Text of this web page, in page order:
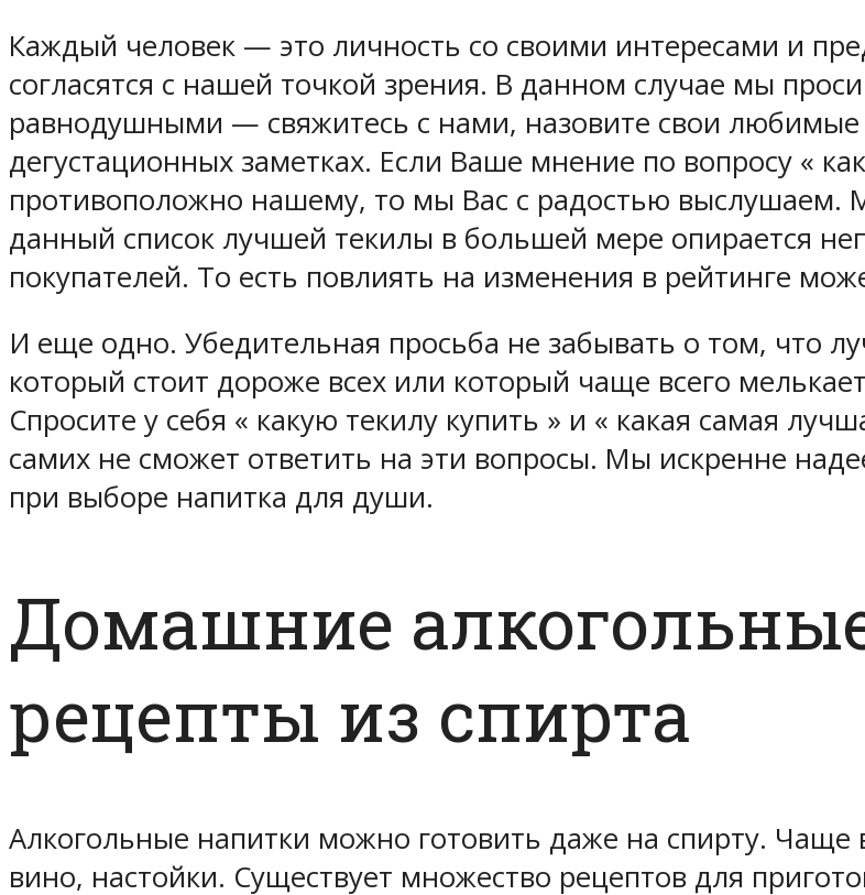
Каждый человек — это личность со своими интересами и
согласятся с нашей точкой зрения. В данном случае мы
равнодушными — свяжитесь с нами, назовите свои любимые
дегустационных заметках. Если Ваше мнение по вопросу «
противоположно нашему, то мы Вас с радостью выслушаем.
данный список лучшей текилы в большей мере опирается
покупателей. То есть повлиять на изменения в рейтинге
И еще одно. Убедительная просьба не забывать о том, что
который стоит дороже всех или который чаще всего
Спросите у себя « какую текилу купить » и « какая самая
самих не сможет ответить на эти вопросы. Мы искренне
при выборе напитка для души.
Домашние
рецепты из спирта
Алкогольные напитки можно готовить даже на спирту. Чаще
вино, настойки. Существует множество рецептов для